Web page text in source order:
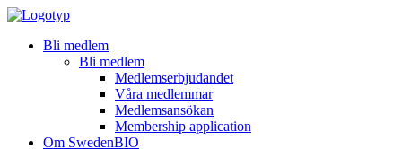
Bli medlem
Bli medlem
Medlemserbjudandet
Våra medlemmar
Medlemsansökan
Membership application
Om SwedenBIO